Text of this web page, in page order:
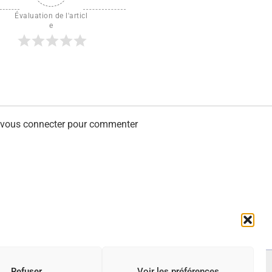
Évaluation de l'articl
e
connecter pour commenter